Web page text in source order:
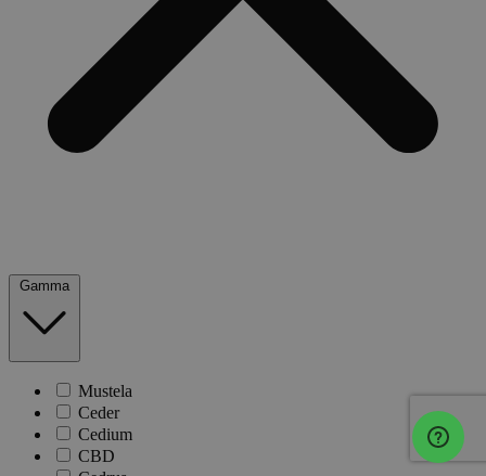
Gamma
Mustela
Ceder
Cedium
CBD